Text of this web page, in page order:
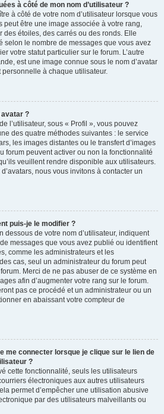
à côté de mon nom d’utilisateur ?
à côté de votre nom d’utilisateur lorsque vous
peut être une image associée à votre rang,
étoiles, des carrés ou des ronds. Elle
selon le nombre de messages que vous avez
votre statut particulier sur le forum. L’autre
est une image connue sous le nom d’avatar
à chaque utilisateur.
?
l’utilisateur, sous « Profil », vous pouvez
des quatre méthodes suivantes : le service
les images distantes ou le transfert d’images
forum peuvent activer ou non la fonctionnalité
veuillent rendre disponible aux utilisateurs.
nous vous invitons à contacter un
puis-je le modifier ?
dessous de votre nom d’utilisateur, indiquent
messages que vous avez publié ou identifient
comme les administrateurs et les
cas, seul un administrateur du forum peut
Merci de ne pas abuser de ce système en
afin d’augmenter votre rang sur le forum.
pas ce procédé et un administrateur ou un
en abaissant votre compteur de
me connecter lorsque je clique sur le lien de
?
cette fonctionnalité, seuls les utilisateurs
électroniques aux autres utilisateurs
permet d’empêcher une utilisation abusive
par des utilisateurs malveillants ou